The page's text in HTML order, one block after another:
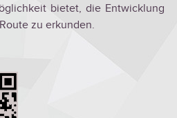
bietet, die Entwicklung
zu erkunden.